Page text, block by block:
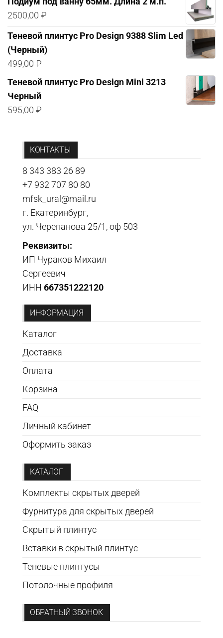
2500,00 ₽
Теневой плинтус Pro Design 9388 Slim Led
(Черный)
499,00 ₽
Теневой плинтус Pro Design Mini 3213
Черный
595,00 ₽
КОНТАКТЫ
8 343 383 26 89
+7 932 707 80 80
mfsk_ural@mail.ru
г. Екатеринбург,
ул. Черепанова 25/1, оф 503
Реквизиты:
ИП Чураков Михаил
Сергеевич
ИНН 667351222120
ИНФОРМАЦИЯ
Каталог
Доставка
Оплата
Корзина
FAQ
Личный кабинет
Оформить заказ
КАТАЛОГ
Комплекты скрытых дверей
Фурнитура для скрытых дверей
Скрытый плинтус
Вставки в скрытый плинтус
Теневые плинтусы
Потолочные профиля
ОБРАТНЫЙ ЗВОНОК